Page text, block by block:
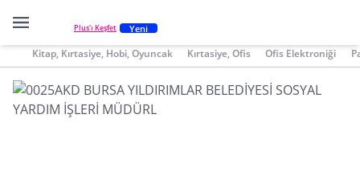
Plus'ı Keşfet Yeni
Kitap, Kırtasiye, Hobi, Oyuncak Kırtasiye, Ofis Ofis Elektroniği